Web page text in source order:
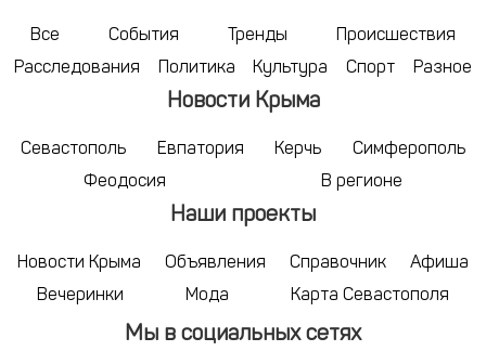
Все События Тренды
Происшествия
Расследования
Политика Культура Спорт Разное
Новости Крыма
Севастополь Евпатория Керчь
Симферополь
Феодосия
В регионе
Наши проекты
Новости Крыма Объявления Справочник
Афиша
Вечеринки
Мода Карта Севастополя
Мы в социальных сетях